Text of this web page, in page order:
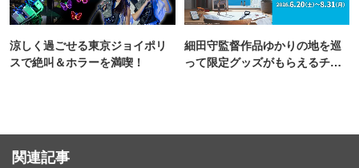
涼しく過ごせる東京ジョイポリ
スで絶叫＆ホラーを満喫！
細田守監督作品ゆかりの地を巡
って限定グッズがもらえるチャ
関連記事